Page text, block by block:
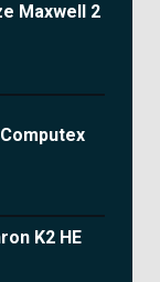
Maxwell 2
K2 HE